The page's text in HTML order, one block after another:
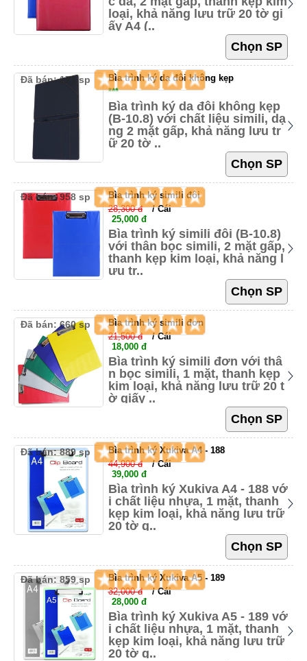
loại, khả năng lưu trữ 20 tờ gi
ấy A4 (..
Bìa trình ký da đôi không kẹp
***
Bìa trình ký da đôi không kẹp
(B-10.8) với chất liệu simili, dạ
ng 2 mặt gấp, khả năng lưu tr
ữ 20 tờ ..
Đã bán: 171 sp
Bìa trình ký simili đôi
28,300 đ
/ Cái
25,000 đ
Bìa trình ký simili đôi (B-10.8)
với thân bọc simili, 2 mặt gấp,
thanh kẹp kim loại, khả năng l
ưu tr..
Đã bán: 958 sp
Bìa trình ký simili đơn
21,500 đ
/ Cái
18,000 đ
Bìa trình ký simili đơn với thâ
n bọc simili, 1 mặt, thanh kẹp
kim loại, khả năng lưu trữ 20 t
ờ giấy ..
Đã bán: 660 sp
Bìa trình ký Xukiva A4 - 188
44,900 đ
/ Cái
39,000 đ
Bìa trình ký Xukiva A4 - 188 vớ
i chất liệu nhựa, 1 mặt, thanh
kẹp kim loại, khả năng lưu trữ
20 tờ g..
Đã bán: 889 sp
Bìa trình ký Xukiva A5 - 189
32,000 đ
/ Cái
28,000 đ
Bìa trình ký Xukiva A5 - 189 vớ
i chất liệu nhựa, 1 mặt, thanh
kẹp kim loại, khả năng lưu trữ
20 tờ g..
Đã bán: 859 sp